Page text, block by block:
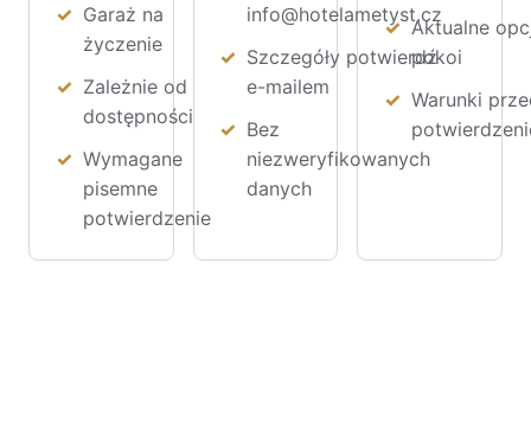
Garaż na
życzenie
Zależnie od
dostępności
Wymagane
pisemne
potwierdzenie
info@hotelametyst.cz
Szczegóły potwierdź
e-mailem
Bez
niezweryfikowanych
danych
Aktualne
pokoi
Warunki